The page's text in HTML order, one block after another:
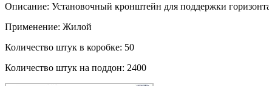
Описание: Установочный кронштейн для поддержки
Применение: Жилой
Количество штук в коробке: 50
Количество штук на поддон: 2400